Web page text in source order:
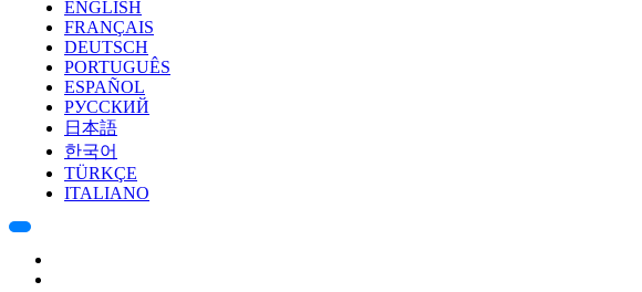
ENGLISH
FRANÇAIS
DEUTSCH
PORTUGUÊS
ESPAÑOL
РУССКИЙ
日本語
한국어
TÜRKÇE
ITALIANO